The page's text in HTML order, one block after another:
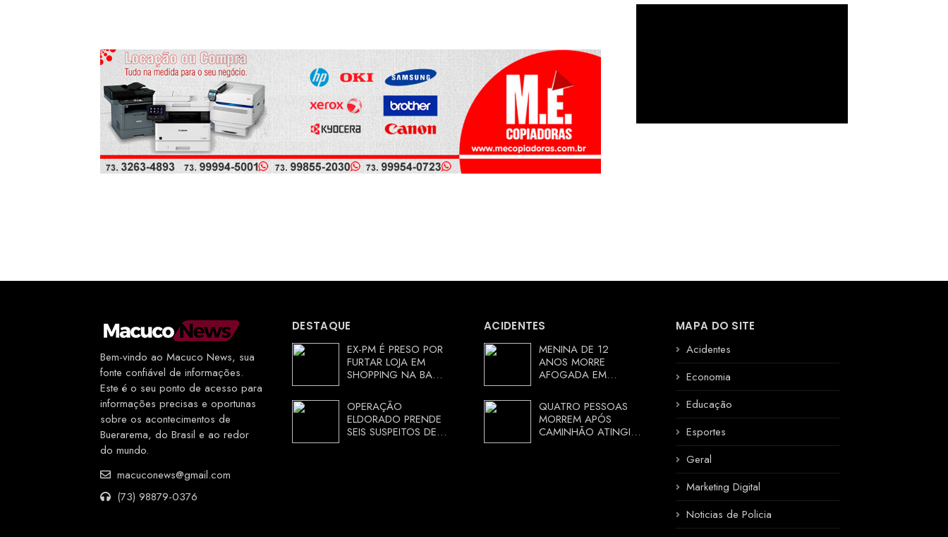
Bem-vindo ao Macuco News, sua
fonte confiável de informações.
Este é o seu ponto de acesso para
informações precisas e oportunas
sobre os acontecimentos de
Buerarema, do Brasil e ao redor
do mundo.
macuconews@gmail.com
(73) 98879-0376
DESTAQUE
EX-PM É PRESO POR
FURTAR LOJA EM
SHOPPING NA BAHIA
CORRENDO DE
DELEGACIA
OPERAÇÃO
ELDORADO PRENDE
SEIS SUSPEITOS DE
ACIDENTES
MENINA DE 12
ANOS MORRE
AFOGADA EM
RURAL DE ARACI,
BAHIA; POLÍCIA
INVESTIGA
CIRCUNSTÂNCIAS
QUATRO PESSOAS
MORREM APÓS
CAMINHÃO ATINGIR
MAPA DO SITE
Acidentes
Economia
Educação
Esportes
Geral
Marketing Digital
Noticias de Policia